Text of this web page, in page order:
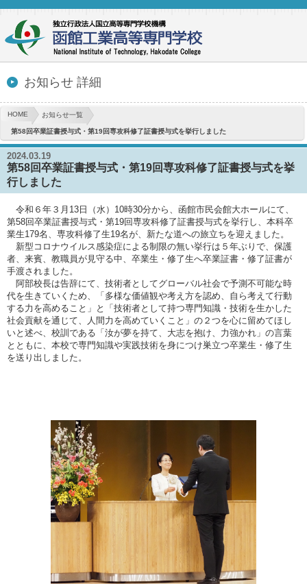
お知らせ 詳細
HOME お知らせ一覧
第58回卒業証書授与式・第19回専攻科修了証書授与式を挙行しました
2024.03.19
第58回卒業証書授与式・第19回専攻科修了証書授与式を挙
行しました
令和６年３月13日（水）10時30分から、函館市民会館大ホールにて、
第58回卒業証書授与式・第19回専攻科修了証書授与式を挙行し、本科卒
業生179名、専攻科修了生19名が、新たな道への旅立ちを迎えました。
新型コロナウイルス感染症による制限の無い挙行は５年ぶりで、保護
者、来賓、教職員が見守る中、卒業生・修了生へ卒業証書・修了証書が
手渡されました。
阿部校長は告辞にて、技術者としてグローバル社会で予測不可能な時
代を生きていくため、「多様な価値観や考え方を認め、自ら考えて行動
する力を高めること」と「技術者として持つ専門知識・技術を生かした
社会貢献を通じて、人間力を高めていくこと」の２つを心に留めてほし
いと述べ、校訓である「汝が夢を持て、大志を抱け、力強かれ」の言葉
とともに、本校で専門知識や実践技術を身につけ巣立つ卒業生・修了生
を送り出しました。